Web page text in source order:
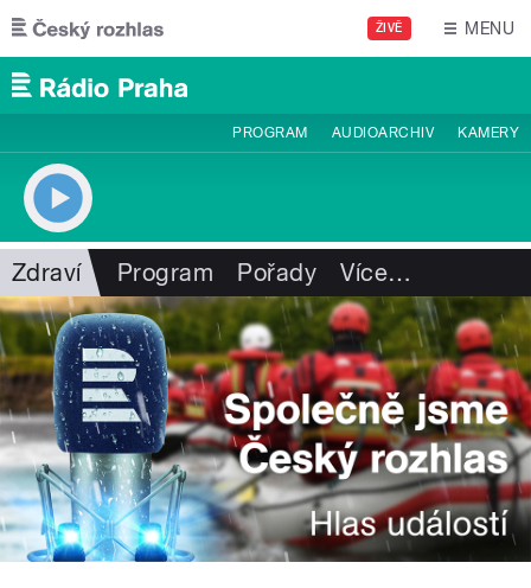
Přejít k hlavnímu obsahu
ŽIVĚ MENU
PROGRAM AUDIOARCHIV KAMERY
Zdraví Program Pořady Více…